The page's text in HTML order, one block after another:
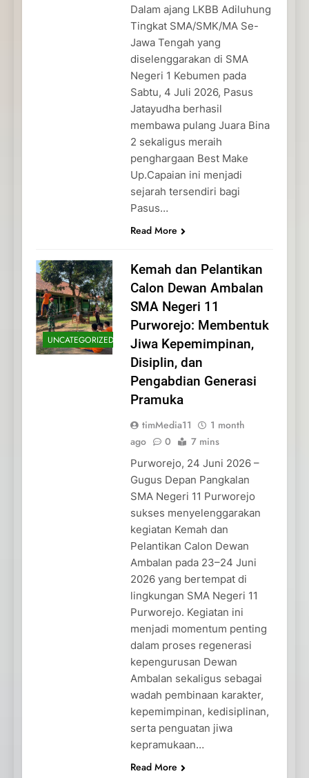
Dalam ajang LKBB Adiluhung
Tingkat SMA/SMK/MA Se-
Jawa Tengah yang
diselenggarakan di SMA
Negeri 1 Kebumen pada
Sabtu, 4 Juli 2026, Pasus
Jatayudha berhasil
membawa pulang Juara Bina
2 sekaligus meraih
penghargaan Best Make
Up.Capaian ini menjadi
sejarah tersendiri bagi
Pasus…
Read More
UNCATEGORIZED
Kemah dan Pelantikan
Calon Dewan Ambalan
SMA Negeri 11
Purworejo: Membentuk
Jiwa Kepemimpinan,
Disiplin, dan
Pengabdian Generasi
Pramuka
timMedia11
1 month
ago
0 7 mins
Purworejo, 24 Juni 2026 –
Gugus Depan Pangkalan
SMA Negeri 11 Purworejo
sukses menyelenggarakan
kegiatan Kemah dan
Pelantikan Calon Dewan
Ambalan pada 23–24 Juni
2026 yang bertempat di
lingkungan SMA Negeri 11
Purworejo. Kegiatan ini
menjadi momentum penting
dalam proses regenerasi
kepengurusan Dewan
Ambalan sekaligus sebagai
wadah pembinaan karakter,
kepemimpinan, kedisiplinan,
serta penguatan jiwa
kepramukaan…
Read More